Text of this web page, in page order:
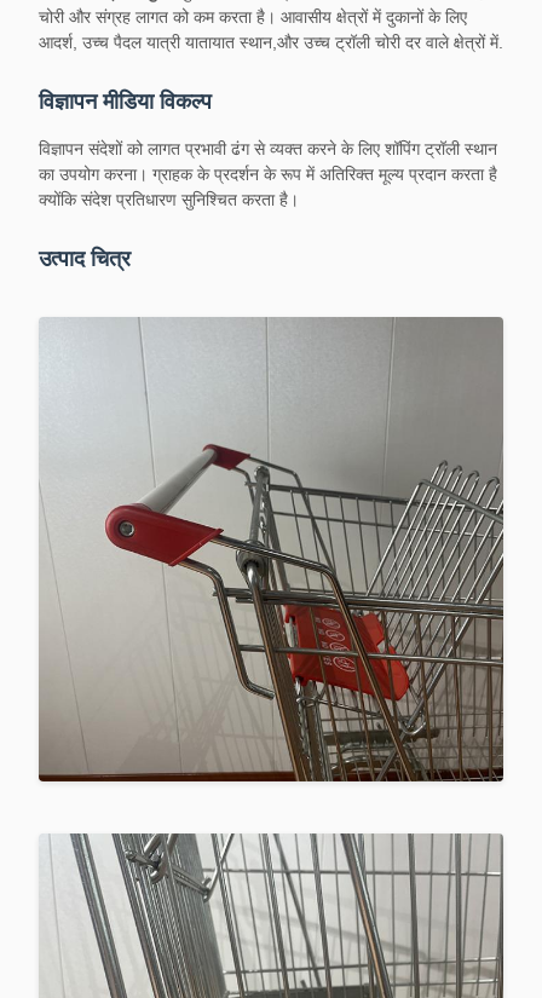
चोरी और संग्रह लागत को कम करता है। आवासीय क्षेत्रों में दुकानों के लिए
आदर्श, उच्च पैदल यात्री यातायात स्थान,और उच्च ट्रॉली चोरी दर वाले क्षेत्रों में.
विज्ञापन मीडिया विकल्प
विज्ञापन संदेशों को लागत प्रभावी ढंग से व्यक्त करने के लिए शॉपिंग ट्रॉली स्थान
का उपयोग करना। ग्राहक के प्रदर्शन के रूप में अतिरिक्त मूल्य प्रदान करता है
क्योंकि संदेश प्रतिधारण सुनिश्चित करता है।
उत्पाद चित्र